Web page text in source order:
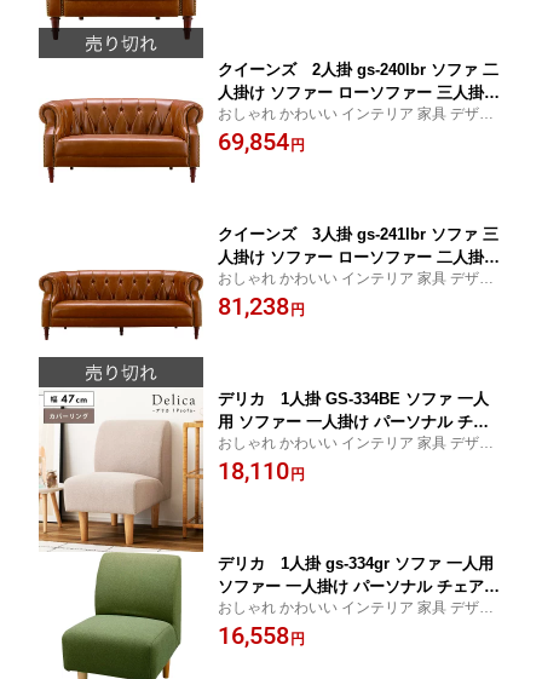
クイーンズ 2人掛 gs-240lbr ソファ 二
人掛け ソファー ローソファー 三人掛け
アメリカン 北欧 ビンテージ アンティー
ク おしゃれ インテリア 家具 新生活 一
おしゃれ かわいい インテリア 家具 デザイ
ン デザイナーズ 家具 雑貨 お洒落 ギフト プ
レゼント 東谷 AZUMAYA あづまや 新生活
69,854 円
クイーンズ 3人掛 gs-241lbr ソファ 三
人掛け ソファー ローソファー 二人掛け
アメリカン 北欧 ビンテージ アンティー
ク レザー ファブリック おしゃれ イン
おしゃれ かわいい インテリア 家具 デザイ
ン デザイナーズ 家具 雑貨 お洒落 ギフト プ
レゼント 東谷 AZUMAYA あづまや 新生活
81,238 円
デリカ 1人掛 GS-334BE ソファ 一人
用 ソファー 一人掛け パーソナル チェ
ア イス 椅子 いす チェアー フロア リビ
ング アメリカン 北欧 ビンテージ アン
おしゃれ かわいい インテリア 家具 デザイ
ン デザイナーズ 家具 雑貨 お洒落 ギフト プ
レゼント 東谷 AZUMAYA あづまや 新生活
18,110 円
デリカ 1人掛 gs-334gr ソファ 一人用
ソファー 一人掛け パーソナル チェア
イス 椅子 いす チェアー フロア リビン
グ アメリカン 北欧 ビンテージ アンテ
おしゃれ かわいい インテリア 家具 デザイ
ン デザイナーズ 家具 雑貨 お洒落 ギフト プ
レゼント 東谷 AZUMAYA あづまや 新生活
16,558 円